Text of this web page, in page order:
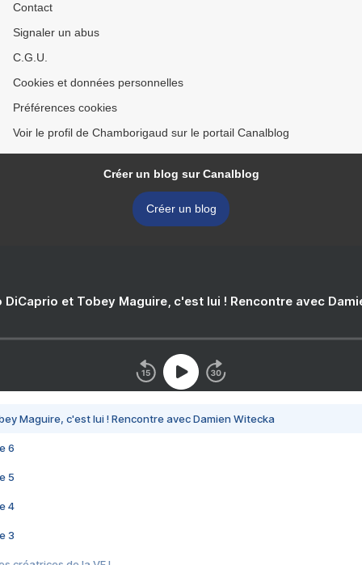
Contact
Signaler un abus
C.G.U.
Cookies et données personnelles
Préférences cookies
Voir le profil de Chamborigaud sur le portail Canalblog
Créer un blog sur Canalblog
Créer un blog
DiCaprio et Tobey Maguire, c'est lui ! Rencontre avec
Maguire, c'est lui ! Rencontre avec Damien Witecka
6
5
4
3